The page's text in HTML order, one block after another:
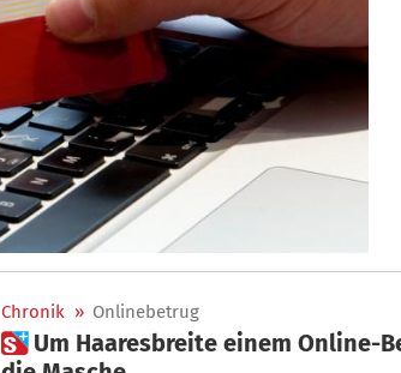
Chronik » Onlinebetrug
 Um Haaresbreite einem Online-Betrug entgangen: Vinschger erklärt